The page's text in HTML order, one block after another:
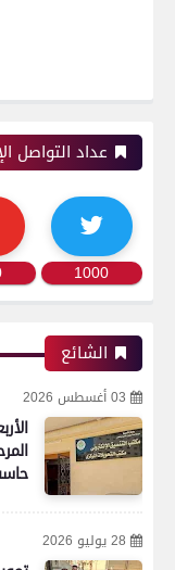
عداد التواصل
1000
الشائع
03 أغسطس 2026
28 يوليو 2026